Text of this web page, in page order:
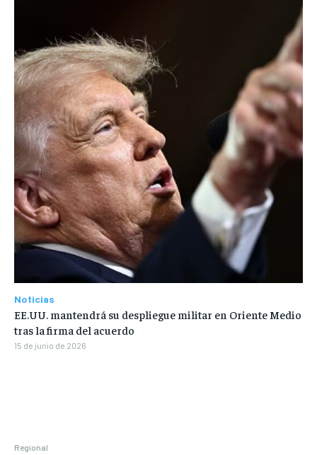
Regional
Noticias
EE.UU. mantendrá su despliegue militar en Oriente Medio
tras la firma del acuerdo
15 de junio de 2026